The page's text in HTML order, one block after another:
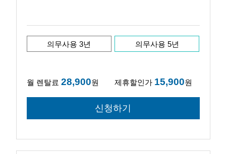
의무사용 3년 의무사용 5년
월 렌탈료 28,900원 제휴할인가 15,900원